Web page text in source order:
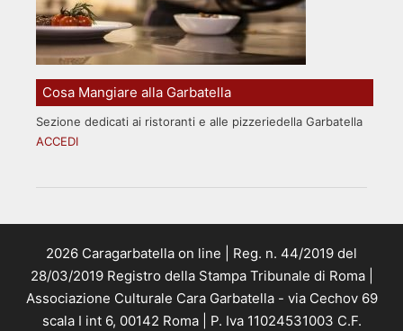
Cosa Mangiare alla Garbatella
Sezione dedicati ai ristoranti e alle pizzeriedella Garbatella
ACCEDI
2026 Caragarbatella on line | Reg. n. 44/2019 del
28/03/2019 Registro della Stampa Tribunale di Roma |
Associazione Culturale Cara Garbatella - via Cechov 69
scala I int 6, 00142 Roma | P. Iva 11024531003 C.F.